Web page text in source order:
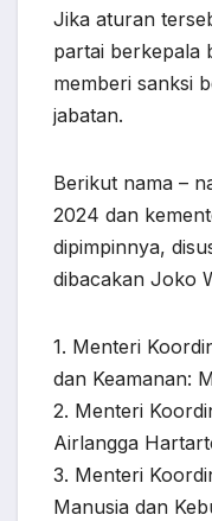
Jika aturan
partai berkepala
memberi sanksi
jabatan.
Berikut nama –
2024 dan
dipimpinnya,
dibacakan Joko
1. Menteri
dan Keamanan:
2. Menteri
Airlangga
3. Menteri
Manusia dan